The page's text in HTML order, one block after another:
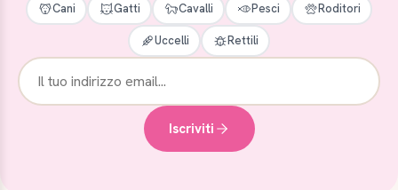
Cani Gatti Cavalli Pesci Roditori
Uccelli Rettili
Iscriviti